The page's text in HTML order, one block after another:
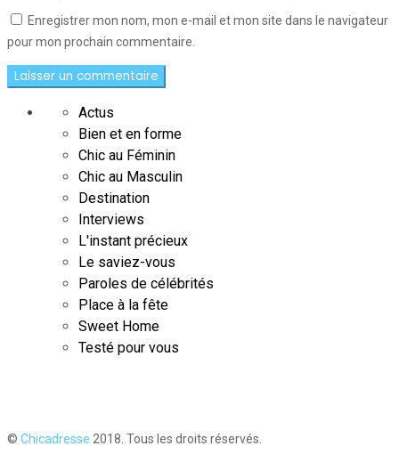
Enregistrer mon nom, mon e-mail et mon site dans le navigateur
pour mon prochain commentaire.
Actus
Bien et en forme
Chic au Féminin
Chic au Masculin
Destination
Interviews
L'instant précieux
Le saviez-vous
Paroles de célébrités
Place à la fête
Sweet Home
Testé pour vous
© Chicadresse 2018. Tous les droits réservés.